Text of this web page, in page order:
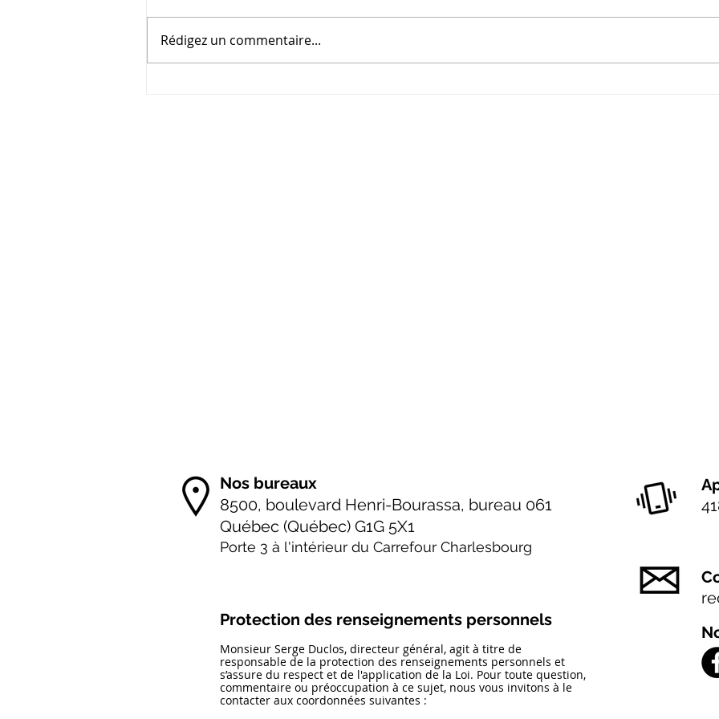
Rédigez un commentaire...
Nos bureaux
8500, boulevard Henri-Bourassa, bureau 061
Québec (Québec) G1G 5X1
Porte 3 à l'intérieur du Carrefour Charlesbourg
Protection des renseignements personnels
Monsieur Serge Duclos, directeur général, agit à titre de
responsable de la protection des renseignements personnels et
s’assure du respect et de l'application de la Loi. Pour toute question,
commentaire ou préoccupation à ce sujet, nous vous invitons à le
contacter aux coordonnées suivantes :